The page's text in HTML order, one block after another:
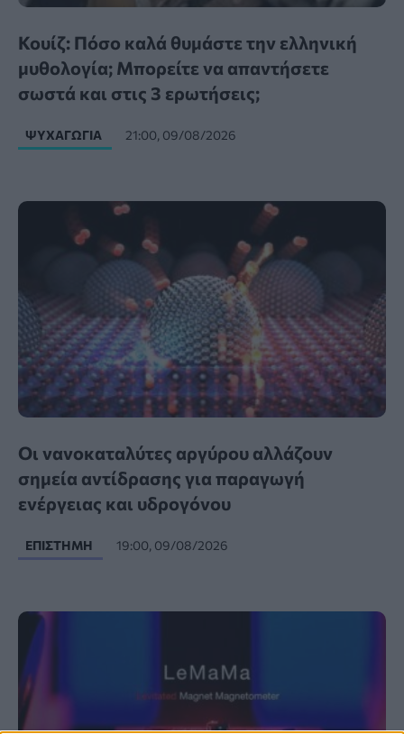
Κουίζ: Πόσο καλά θυμάστε την ελληνική
μυθολογία; Μπορείτε να απαντήσετε
σωστά και στις 3 ερωτήσεις;
ΨΥΧΑΓΩΓΊΑ 21:00, 09/08/2026
Οι νανοκαταλύτες αργύρου αλλάζουν
σημεία αντίδρασης για παραγωγή
ενέργειας και υδρογόνου
ΕΠΙΣΤΉΜΗ 19:00, 09/08/2026